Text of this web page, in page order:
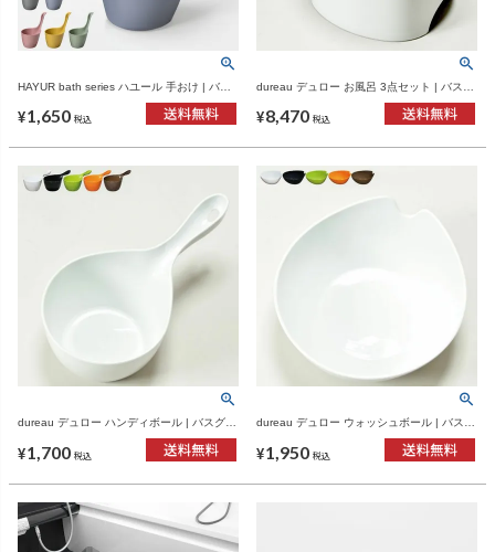
HAYUR bath series ハユール 手おけ | バス
¥1,650 税込
dureau デュロー お風呂 3点セット | バスグ
¥8,470 税込
dureau デュロー ハンディボール | バスグッ
¥1,700 税込
dureau デュロー ウォッシュボール | バスグ
¥1,950 税込